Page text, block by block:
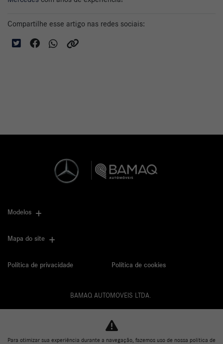
Compartilhe esse artigo nas redes sociais:
Modelos
Mapa do site
Política de privacidade Política de cookies
BAMAQ AUTOMOVEIS LTDA.
Para otimizar sua experiência durante a navegação, fazemos uso de nossa política de